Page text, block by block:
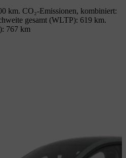
km. CO₂-Emissionen, kombiniert:
gesamt (WLTP): 619 km.
767 km